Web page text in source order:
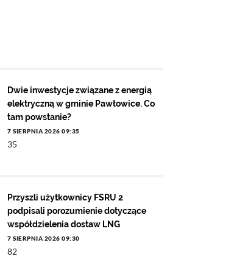
Dwie inwestycje związane z energią
elektryczną w gminie Pawłowice. Co
tam powstanie?
7 SIERPNIA 2026 09:35
35
Przyszli użytkownicy FSRU 2
podpisali porozumienie dotyczące
współdzielenia dostaw LNG
7 SIERPNIA 2026 09:30
82